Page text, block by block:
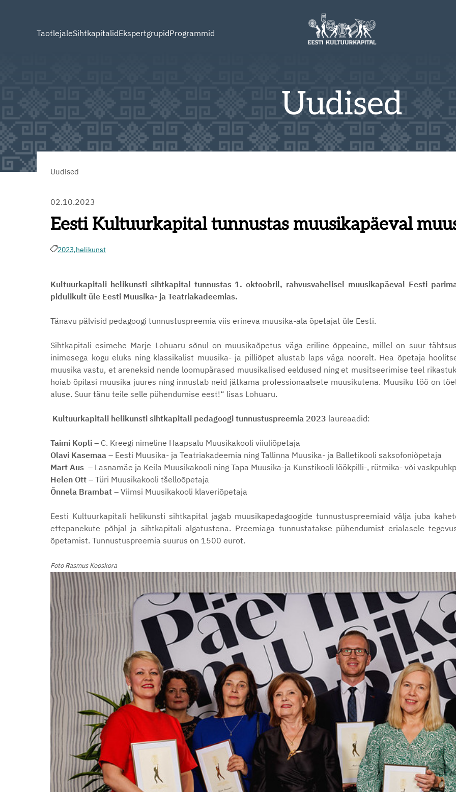
TaotlejaleSihtkapitalidEkspertgrupidProgrammid
Uudised
Uudised
02.10.2023
Eesti Kultuurkapital tunnustas muusikapäeval
2023,helikunst
Kultuurkapitali helikunsti sihtkapital tunnustas 1. oktoobril, rahvusvahelisel muusikapäeval Eesti
pidulikult üle Eesti Muusika- ja Teatriakadeemias.
Tänavu pälvisid pedagoogi tunnustuspreemia viis erineva muusika-ala õpetajat üle Eesti.
Sihtkapitali esimehe Marje Lohuaru sõnul on muusikaõpetus väga eriline õppeaine, millel on suur
inimesega kogu eluks ning klassikalist muusika- ja pilliõpet alustab laps väga noorelt. Hea õpetaja
muusika vastu, et areneksid nende loomupärased muusikalised eeldused ning et musitseerimise teel
hoiab õpilasi muusika juures ning innustab neid jätkama professionaalsete muusikutena. Muusiku töö on
aluse. Suur tänu teile selle pühendumise eest!“ lisas Lohuaru.
Kultuurkapitali helikunsti sihtkapitali pedagoogi tunnustuspreemia 2023 laureaadid:
Taimi Kopli – C. Kreegi nimeline Haapsalu Muusikakooli viiuliõpetaja
Olavi Kasemaa – Eesti Muusika- ja Teatriakadeemia ning Tallinna Muusika- ja Balletikooli saksofoniõpetaja
Mart Aus – Lasnamäe ja Keila Muusikakooli ning Tapa Muusika-ja Kunstikooli löökpilli-, rütmika- või
Helen Ott – Türi Muusikakooli tšelloõpetaja
Õnnela Brambat – Viimsi Muusikakooli klaveriõpetaja
Eesti Kultuurkapitali helikunsti sihtkapital jagab muusikapedagoogide tunnustuspreemiaid välja juba
ettepanekute põhjal ja sihtkapitali algatustena. Preemiaga tunnustatakse pühendumist erialasele
õpetamist. Tunnustuspreemia suurus on 1500 eurot.
Foto Rasmus Kooskora